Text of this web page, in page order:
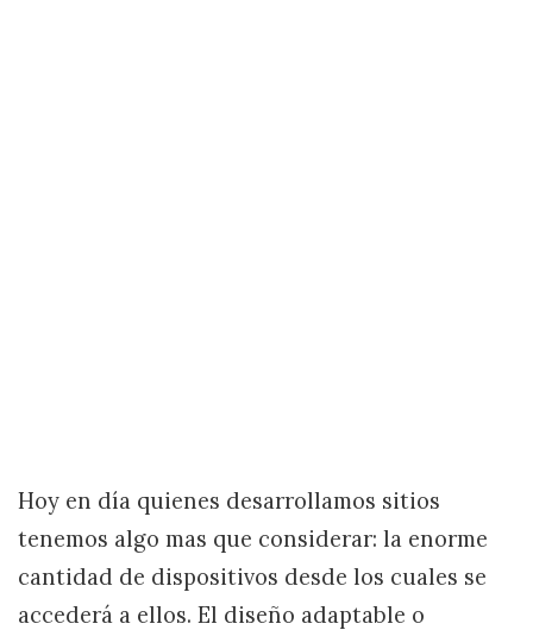
Hoy en día quienes desarrollamos sitios
tenemos algo mas que considerar: la enorme
cantidad de dispositivos desde los cuales se
accederá a ellos. El diseño adaptable o